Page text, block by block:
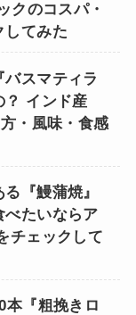
クのコスパ・
してみた
スマティラ
？ インド産
・風味・食感
『鰻蒲焼』
べたいならア
チェックして
本『粗挽きロ